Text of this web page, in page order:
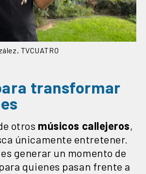
TVCUATRO
transformar
otros músicos callejeros,
únicamente entretener.
generar un momento de
quienes pasan frente a